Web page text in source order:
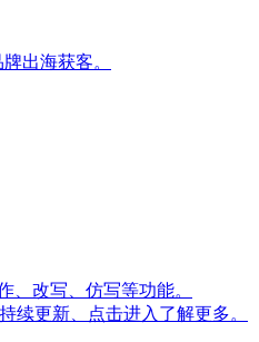
出海获客。
、改写、仿写等功能。
续更新、点击进入了解更多。